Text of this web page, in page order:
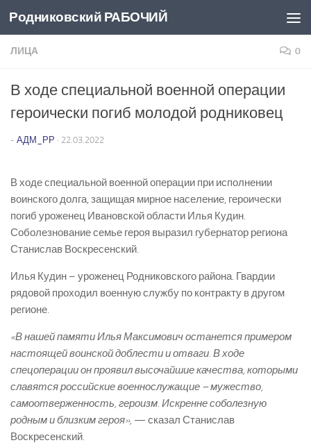
Перейти к содержимому
Родниковский РАБОЧИЙ
ЛИЦА 0
В ходе специальной военной операции
героически погиб молодой родниковец
- АДМ_РР · 22.03.2022
В ходе специальной военной операции при исполнении
воинского долга, защищая мирное население, героически
погиб уроженец Ивановской области Илья Кудин.
Соболезнование семье героя выразил губернатор региона
Станислав Воскресенский.
Илья Кудин – уроженец Родниковского района. Гвардии
рядовой проходил военную службу по контракту в другом
регионе.
«В нашей памяти Илья Максимович останется примером
настоящей воинской доблести и отваги. В ходе
спецоперации он проявил высочайшие качества, которыми
славятся российские военнослужащие – мужество,
самоотверженность, героизм. Искренне соболезную
родным и близким героя», — сказал Станислав
Воскресенский.